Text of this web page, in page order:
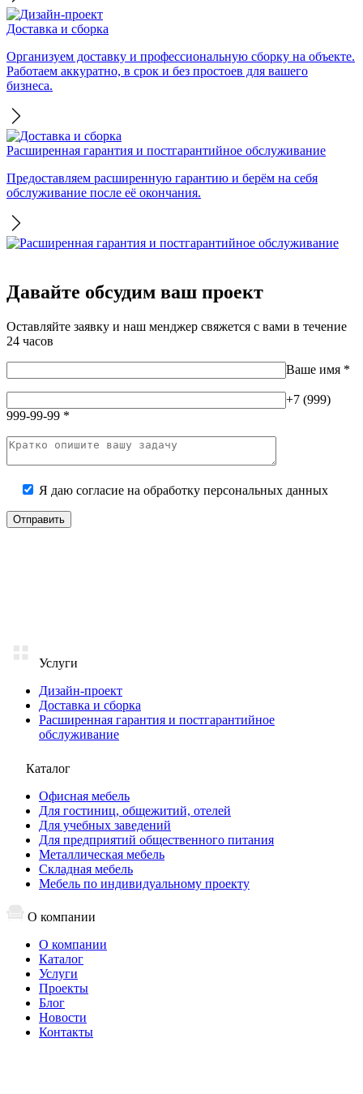
Доставка и сборка
Организуем доставку и профессиональную сборку на объекте.
Работаем аккуратно, в срок и без простоев для вашего
бизнеса.
Расширенная гарантия и постгарантийное обслуживание
Предоставляем расширенную гарантию и берём на себя
обслуживание после её окончания.
Давайте обсудим ваш проект
Оставляйте заявку и наш менджер свяжется с вами в течение
24 часов
Ваше имя *
+7 (999)
999-99-99 *
Я даю согласие на обработку персональных данных
Услуги
Дизайн-проект
Доставка и сборка
Расширенная гарантия и постгарантийное
обслуживание
Каталог
Офисная мебель
Для гостиниц, общежитий, отелей
Для учебных заведений
Для предприятий общественного питания
Металлическая мебель
Складная мебель
Мебель по индивидуальному проекту
О компании
О компании
Каталог
Услуги
Проекты
Блог
Новости
Контакты